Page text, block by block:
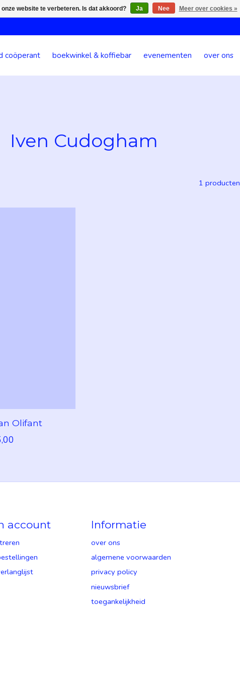
coöperant boekwinkel & koffiebar evenementen over ons
Iven Cudogham
1 producten
Olifant
account Informatie
over ons
algemene voorwaarden
privacy policy
nieuwsbrief
toegankelijkheid
website te verbeteren. Is dat akkoord? Ja Nee Meer over cookies »